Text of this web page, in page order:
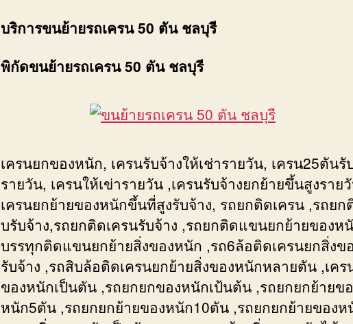
บริการขนย้ายรถเครน 50 ตัน ชลบุรี
พิกัดขนย้ายรถเครน 50 ตัน ชลบุรี
เครนยกของหนัก, เครนรับจ้างให้เช่ารายวัน, เครน25ตันรั
รายวัน, เครนให้เข่ารายวัน ,เครนรับจ้างยกย้ายขึ้นสูงราย
เครนยกย้ายของหนักขึ้นที่สูงรับจ้าง, รถยกติดเครน ,รถยก
บรับจ้าง,รถยกติดเครนรับจ้าง ,รถยกติดแขนยกย้ายของห
บรรทุกติดแขนยกย้ายสิ่งของหนัก ,รถ6ล้อติดเครนยกสิ่งข
รับจ้าง ,รถสิบล้อติดเครนยกย้ายสิ่งของหนักหลายตัน ,เคร
ของหนักเป็นตัน ,รถยกยกของหนักเป้นต้น ,รถยกยกย้ายข
หนัก5ตัน ,รถยกยกย้ายของหนัก10ตัน ,รถยกยกย้ายของ